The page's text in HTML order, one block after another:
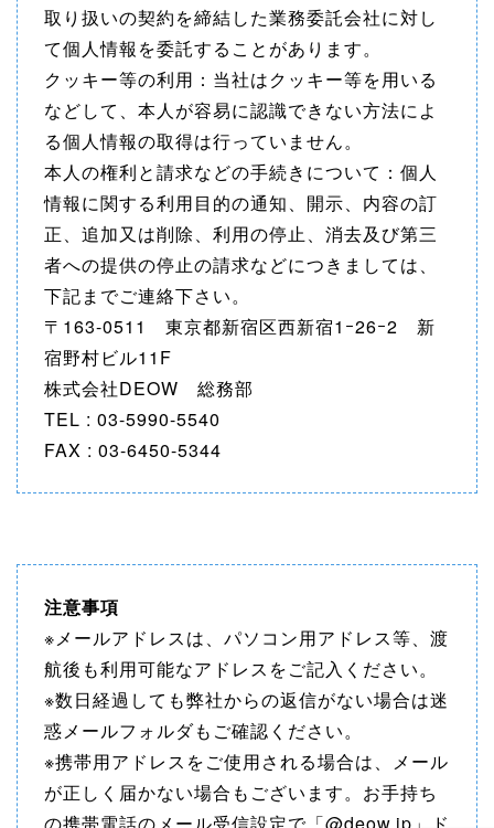
取り扱いの契約を締結した業務委託会社に対し
て個人情報を委託することがあります。
クッキー等の利用：当社はクッキー等を用いる
などして、本人が容易に認識できない方法によ
る個人情報の取得は行っていません。
本人の権利と請求などの手続きについて：個人
情報に関する利用目的の通知、開示、内容の訂
正、追加又は削除、利用の停止、消去及び第三
者への提供の停止の請求などにつきましては、
下記までご連絡下さい。
〒163-0511 東京都新宿区西新宿1ｰ26ｰ2 新
宿野村ビル11F
株式会社DEOW 総務部
TEL : 03-5990-5540
FAX : 03-6450-5344
注意事項
※メールアドレスは、パソコン用アドレス等、渡
航後も利用可能なアドレスをご記入ください。
※数日経過しても弊社からの返信がない場合は迷
惑メールフォルダもご確認ください。
※携帯用アドレスをご使用される場合は、メール
が正しく届かない場合もございます。お手持ち
の携帯電話のメール受信設定で「@deow.jp」ド